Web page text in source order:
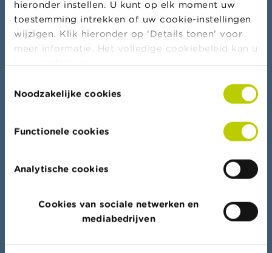
hieronder instellen. U kunt op elk moment uw
toestemming intrekken of uw cookie-instellingen
wijzigen. Klik hieronder op ‘Details tonen’ voor
meer informatie. Het volledige cookiebeleid kan u
Noodzakelijke cookies
Functionele cookies
Analytische cookies
Cookies van sociale netwerken en
mediabedrijven
Meer nieuws & waarschuwingen
Bankierseed
Dataportaal